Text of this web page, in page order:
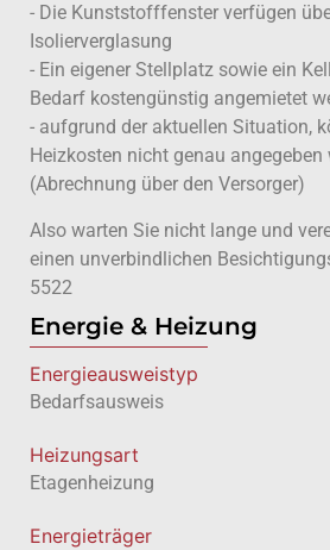
- Die Kunststofffenster verfügen
Isolierverglasung
- Ein eigener Stellplatz sowie ein
Bedarf kostengünstig angemietet
- aufgrund der aktuellen Situation,
Heizkosten nicht genau angegeben
(Abrechnung über den Versorger)
Also warten Sie nicht lange und
einen unverbindlichen
5522
Energie & Heizung
Energie­ausweistyp
Bedarfsausweis
Heizungsart
Etagenheizung
Energieträger